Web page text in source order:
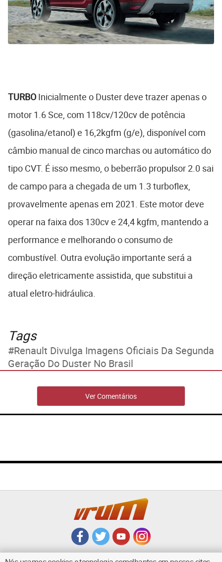
TURBO Inicialmente o Duster deve trazer apenas o
motor 1.6 Sce, com 118cv/120cv de potência
(gasolina/etanol) e 16,2kgfm (g/e), disponível com
câmbio manual de cinco marchas ou automático do
tipo CVT. É isso mesmo, o beberrão propulsor 2.0 sai
de campo para a chegada de um 1.3 turboflex,
provavelmente apenas em 2021. Este motor deve
operar na faixa dos 130cv e 24,4 kgfm, mantendo a
performance e melhorando o consumo de
combustível. Outra evolução importante será a
direção eletricamente assistida, que substitui a
atual eletro-hidráulica.
Tags
Renault Divulga Imagens Oficiais Da Segunda
Geração Do Duster No Brasil
Ver Comentários